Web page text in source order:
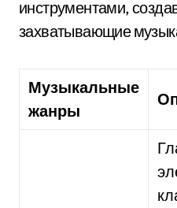
инструментами,
захватывающие
Музыкальные
жанры